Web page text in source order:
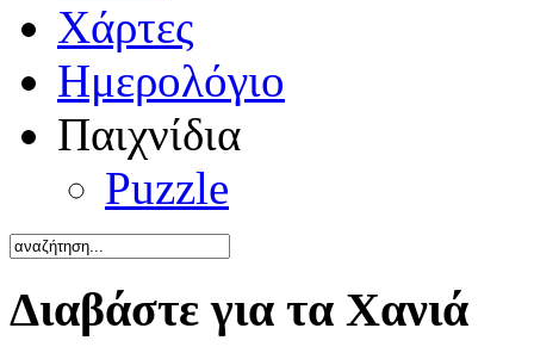
Χάρτες
Ημερολόγιο
Παιχνίδια
Puzzle
Διαβάστε για τα Χανιά